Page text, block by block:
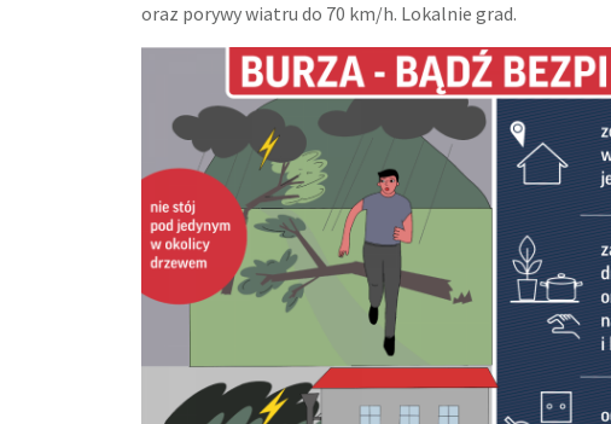
oraz porywy wiatru do 70 km/h. Lokalnie grad.